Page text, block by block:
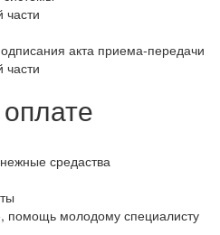
части
акта приема-передачи
части
средаства
помощь молодому специалисту